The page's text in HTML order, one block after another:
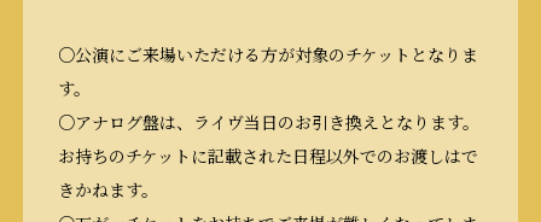
○公演にご来場いただける方が対象のチケットとなりま
す。
○アナログ盤は、ライヴ当日のお引き換えとなります。
お持ちのチケットに記載された日程以外でのお渡しはで
きかねます。